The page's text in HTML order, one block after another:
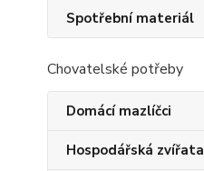
Spotřební materiál
Chovatelské potřeby
Domácí mazlíčci
Hospodářská zvířata